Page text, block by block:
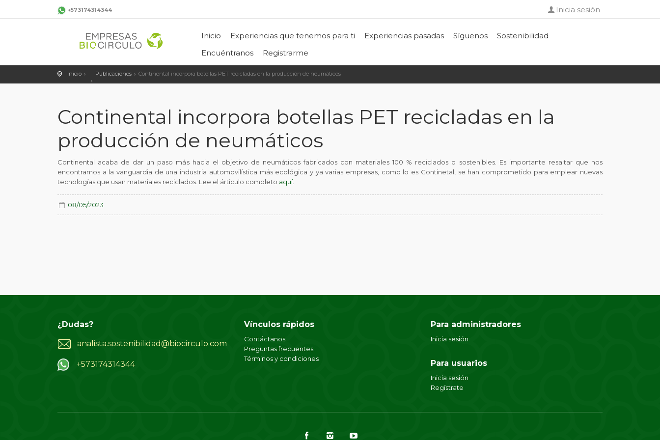
+573174314344 Inicia sesión
Inicio Experiencias que tenemos para ti Experiencias pasadas Síguenos
Sostenibilidad
Encuéntranos
Registrarme
Inicio Publicaciones Continental incorpora botellas PET recicladas en la producción de neumáticos
Continental incorpora botellas PET recicladas en la
producción de neumáticos
Continental acaba de dar un paso más hacia el objetivo de neumáticos fabricados con materiales 100 % reciclados o sostenibles. Es importante resaltar que nos
encontramos a la vanguardia de una industria automovilística más ecológica y ya varias empresas, como lo es Continetal, se han comprometido para emplear nuevas
tecnologías que usan materiales reciclados. Lee el árticulo completo aquí.
08/05/2023
¿Dudas?
analista.sostenibilidad@biocirculo.com
+573174314344
Vínculos rápidos
Contáctanos
Preguntas frecuentes
Términos y condiciones
Para administradores
Inicia sesión
Para usuarios
Inicia sesión
Regístrate